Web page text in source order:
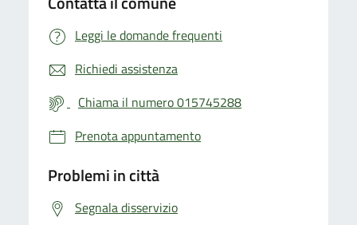
Leggi le domande frequenti
Richiedi assistenza
Chiama il numero 015745288
Prenota appuntamento
Problemi in città
Segnala disservizio